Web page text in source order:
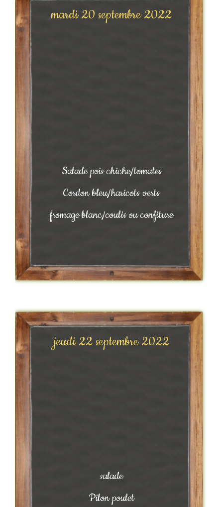
mardi 20 septembre 2022
Salade pois chiche/tomates
Cordon bleu/haricots verts
fromage blanc/coulis ou confiture
jeudi 22 septembre 2022
salade
Pilon poulet